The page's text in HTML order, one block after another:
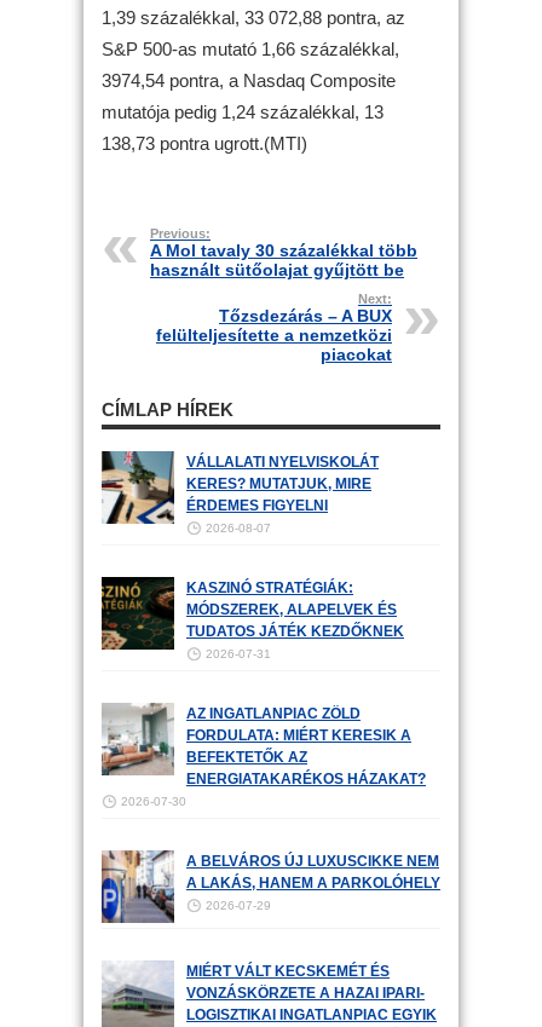
1,39 százalékkal, 33 072,88 pontra, az
S&P 500-as mutató 1,66 százalékkal,
3974,54 pontra, a Nasdaq Composite
mutatója pedig 1,24 százalékkal, 13
138,73 pontra ugrott.(MTI)
Previous:
A Mol tavaly 30 százalékkal több
használt sütőolajat gyűjtött be
Next:
Tőzsdezárás – A BUX
felülteljesítette a nemzetközi
piacokat
CÍMLAP HÍREK
VÁLLALATI NYELVISKOLÁT
KERES? MUTATJUK, MIRE
ÉRDEMES FIGYELNI
2026-08-07
KASZINÓ STRATÉGIÁK:
MÓDSZEREK, ALAPELVEK ÉS
TUDATOS JÁTÉK KEZDŐKNEK
2026-07-31
AZ INGATLANPIAC ZÖLD
FORDULATA: MIÉRT KERESIK A
BEFEKTETŐK AZ
ENERGIATAKARÉKOS HÁZAKAT?
2026-07-30
A BELVÁROS ÚJ LUXUSCIKKE NEM
A LAKÁS, HANEM A PARKOLÓHELY
2026-07-29
MIÉRT VÁLT KECSKEMÉT ÉS
VONZÁSKÖRZETE A HAZAI IPARI-
LOGISZTIKAI INGATLANPIAC EGYIK